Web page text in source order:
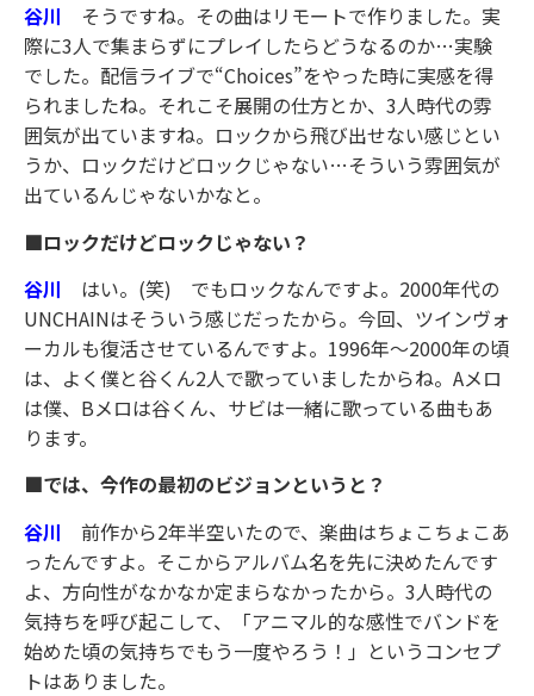
谷川 そうですね。その曲はリモートで作りました。実
際に3人で集まらずにプレイしたらどうなるのか…実験
でした。配信ライブで“Choices”をやった時に実感を得
られましたね。それこそ展開の仕方とか、3人時代の雰
囲気が出ていますね。ロックから飛び出せない感じとい
うか、ロックだけどロックじゃない…そういう雰囲気が
出ているんじゃないかなと。
■ロックだけどロックじゃない？
谷川 はい。(笑) でもロックなんですよ。2000年代の
UNCHAINはそういう感じだったから。今回、ツインヴォ
ーカルも復活させているんですよ。1996年～2000年の頃
は、よく僕と谷くん2人で歌っていましたからね。Aメロ
は僕、Bメロは谷くん、サビは一緒に歌っている曲もあ
ります。
■では、今作の最初のビジョンというと？
谷川 前作から2年半空いたので、楽曲はちょこちょこあ
ったんですよ。そこからアルバム名を先に決めたんです
よ、方向性がなかなか定まらなかったから。3人時代の
気持ちを呼び起こして、「アニマル的な感性でバンドを
始めた頃の気持ちでもう一度やろう！」というコンセプ
トはありました。